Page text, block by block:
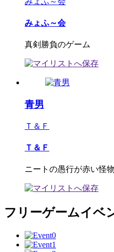
みょふ～会
真剣勝負のゲーム
青男
Ｔ＆Ｆ
Ｔ＆Ｆ
ニートの愚行が赤い怪
フリーゲームイベ